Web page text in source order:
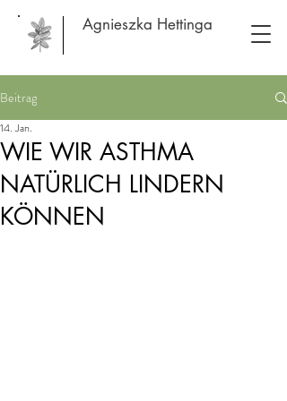
Agnieszka Hettinga
Beitrag
WIE WIR ASTHMA
NATÜRLICH LINDERN
KÖNNEN
14. Jan.